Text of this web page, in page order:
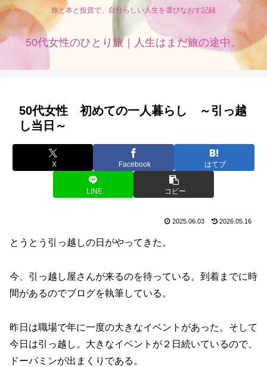
旅と本と投資で、自分らしい人生を選びなおす記録
50代女性のひとり旅｜人生はまだ旅の途中。
50代女性 初めての一人暮らし ～引っ越
し当日～
X Facebook はてブ
LINE コピー
2025.06.03 2026.05.16
とうとう引っ越しの日がやってきた。
今、引っ越し屋さんが来るのを待っている。到着までに時
間があるのでブログを執筆している。
昨日は職場で年に一度の大きなイベントがあった。そして
今日は引っ越し。大きなイベントが２日続いているので、
ドーパミンが出まくりである。